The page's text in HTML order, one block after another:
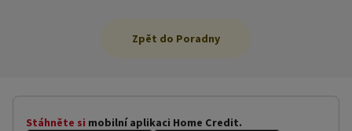
Zpět do Poradny
Stáhněte si mobilní aplikaci Home Credit.